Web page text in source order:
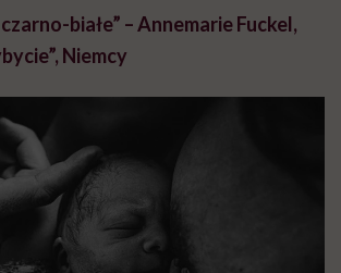
białe” – Annemarie Fuckel,
Niemcy